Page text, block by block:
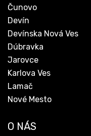
Čunovo
Devín
Devínska Nová Ves
Dúbravka
Jarovce
Karlova Ves
Lamač
Nové Mesto
O NÁS